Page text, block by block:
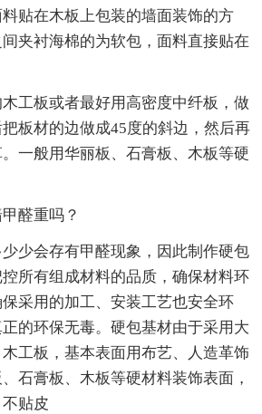
贴在木板上包装的墙面装饰的方
夹衬海棉的为软包，面料直接贴在
工板或者最好用高密度中纤板，做
板材的边做成45度的斜边，然后再
一般用华丽板、石膏板、木板等硬
醛重吗？
少会存有甲醛现象，因此制作硬包
所有组成材料的品质，确保材料环
采用的加工、安装工艺也安全环
的环保无毒。硬包基材由于采用大
工板，基本表面用布艺、人造革饰
石膏板、木板等硬材料装饰表面，
贴皮